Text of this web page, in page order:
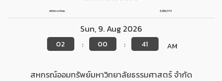
สถิติการเข้าชม 4,266,074
Sun, 9. Aug 2026
02 : 00 : 41 AM
สหกรณ์ออมทรัพย์มหาวิทยาลัยธรรมศาสตร์ จำกัด